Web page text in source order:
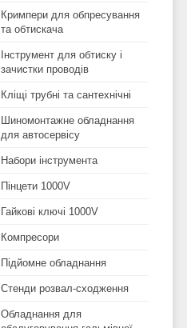
Кримпери для обпресування
та обтискача
Інструмент для обтиску і
зачистки проводів
Кліщі трубні та сантехнічні
Шиномонтажне обладнання
для автосервісу
Набори інструмента
Пінцети 1000V
Гайкові ключі 1000V
Компресори
Підйомне обладнання
Стенди розвал-сходження
Обладнання для